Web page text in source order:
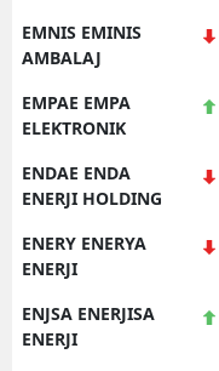
EMNIS EMINIS
AMBALAJ
EMPAE EMPA
ELEKTRONIK
ENDAE ENDA
ENERJI HOLDING
ENERY ENERYA
ENERJI
ENJSA ENERJISA
ENERJI